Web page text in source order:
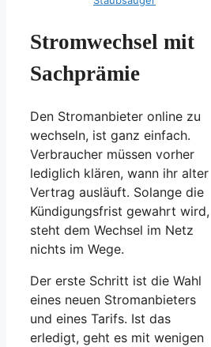
Stromwechsel mit
Sachprämie
Den Stromanbieter online zu
wechseln, ist ganz einfach.
Verbraucher müssen vorher
lediglich klären, wann ihr alter
Vertrag ausläuft. Solange die
Kündigungsfrist gewahrt wird,
steht dem Wechsel im Netz
nichts im Wege.
Der erste Schritt ist die Wahl
eines neuen Stromanbieters
und eines Tarifs. Ist das
erledigt, geht es mit wenigen